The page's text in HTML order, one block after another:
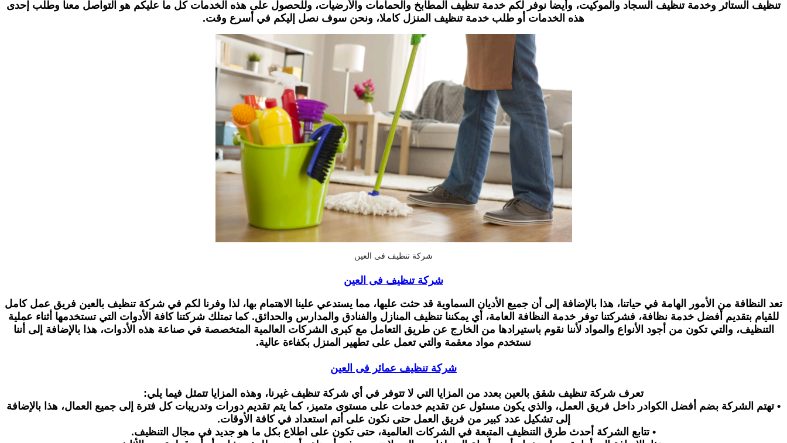
تنظيف الستائر وخدمة تنظيف السجاد والموكيت، وأيضا نوفر لكم خدمة تنظيف المطابخ والحمامات والأرضيات، وللحصول على هذه الخدمات كل ما عليكم هو التواصل معنا وطلب إحدى
هذه الخدمات أو طلب خدمة تنظيف المنزل كاملا، ونحن سوف نصل إليكم في أسرع وقت.
شركة تنظيف فى العين
شركة تنظيف فى العين
تعد النظافة من الأمور الهامة في حياتنا، هذا بالإضافة إلى أن جميع الأديان السماوية قد حثت عليها، مما يستدعي علينا الاهتمام بها، لذا وفرنا لكم في شركة تنظيف بالعين فريق عمل كامل
للقيام بتقديم أفضل خدمة نظافة، فشركتنا توفر خدمة النظافة العامة، أي يمكننا تنظيف المنازل والفنادق والمدارس والحدائق. كما تمتلك شركتنا كافة الأدوات التي تستخدمها أثناء عملية
التنظيف، والتي تكون من أجود الأنواع والمواد لأننا نقوم باستيرادها من الخارج عن طريق التعامل مع كبرى الشركات العالمية المتخصصة في صناعة هذه الأدوات، هذا بالإضافة إلى أننا
نستخدم مواد معقمة والتي تعمل على تطهير المنزل بكفاءة عالية.
شركة تنظيف عمائر فى العين
تعرف شركة تنظيف شقق بالعين بعدد من المزايا التي لا تتوفر في أي شركة تنظيف غيرنا، وهذه المزايا تتمثل فيما يلي:
• تهتم الشركة بضم أفضل الكوادر داخل فريق العمل، والذي يكون مسئول عن تقديم خدمات على مستوى متميز، كما يتم تقديم دورات وتدريبات كل فترة إلى جميع العمال، هذا بالإضافة
إلى تشكيل عدد كبير من فريق العمل حتى نكون على أتم استعداد في كافة الأوقات.
• تتابع الشركة أحدث طرق التنظيف المتبعة في الشركات العالمية، حتى تكون على اطلاع بكل ما هو جديد في مجال التنظيف.